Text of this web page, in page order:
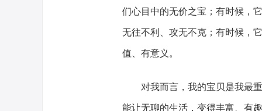
们心目中的无价之宝；有时候，
无往不利、攻无不克；有时候，
值、有意义。
对我而言，我的宝贝是我最
能让无聊的生活，变得丰富、有